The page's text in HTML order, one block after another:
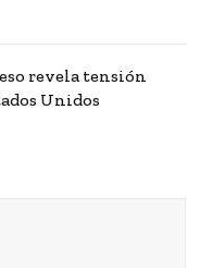
revela tensión
Unidos